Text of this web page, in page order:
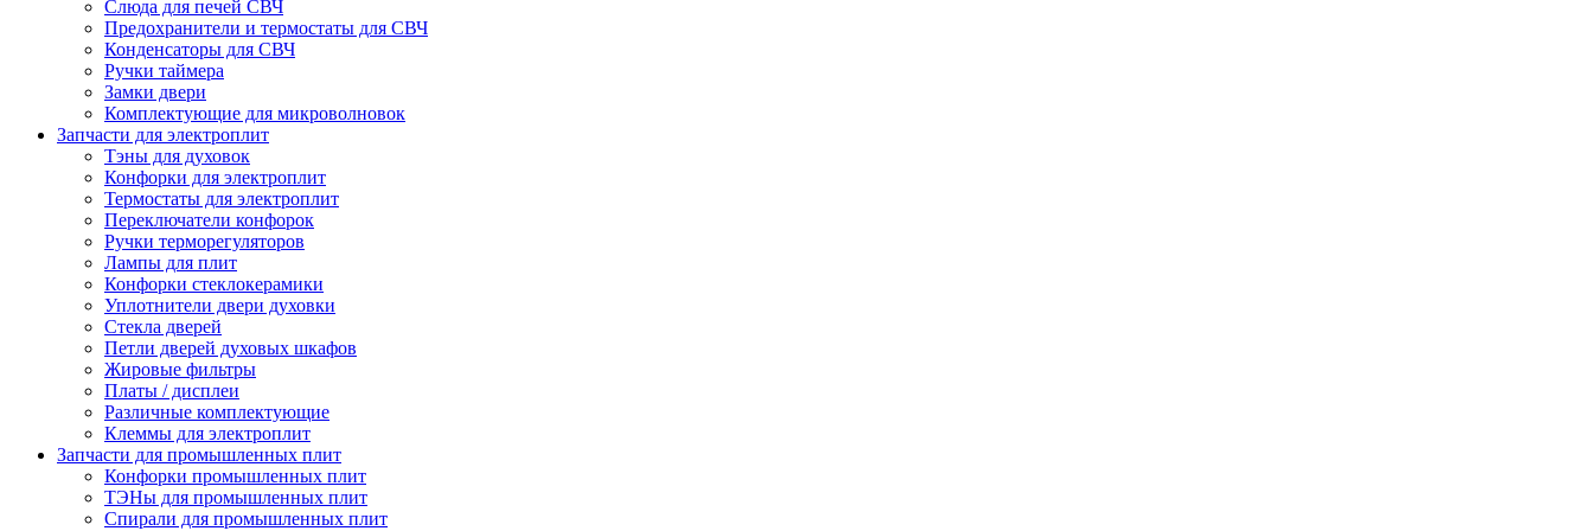
Слюда для печей СВЧ
Предохранители и термостаты для СВЧ
Конденсаторы для СВЧ
Ручки таймера
Замки двери
Комплектующие для микроволновок
Запчасти для электроплит
Тэны для духовок
Конфорки для электроплит
Термостаты для электроплит
Переключатели конфорок
Ручки терморегуляторов
Лампы для плит
Конфорки стеклокерамики
Уплотнители двери духовки
Стекла дверей
Петли дверей духовых шкафов
Жировые фильтры
Платы / дисплеи
Различные комплектующие
Клеммы для электроплит
Запчасти для промышленных плит
Конфорки промышленных плит
ТЭНы для промышленных плит
Спирали для промышленных плит